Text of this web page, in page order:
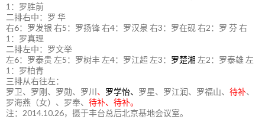
1：罗胜前
二排右中：罗 华
右6：罗发银 右5：罗扬锋 右4：罗汉泉 右3：罗在砚 右2：罗 芬 右
1：罗真理
二排左中：罗文举
左6：罗泰贵 左5：罗树丰 左4：罗江超 左3： 罗楚湘 左2：罗泰雄 左
1：罗柏青
三排从右往左：
罗卫、罗刚、罗勋、罗川 、 罗学怡、 罗星、罗江润、罗福山、 待补、
罗海燕（女）、罗奉、 待补、待补。
注：2014.10.26，摄于丰台总后北京基地会议室。